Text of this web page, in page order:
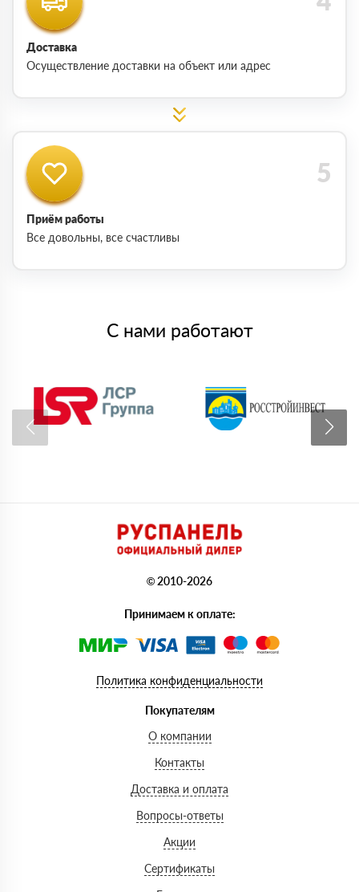
Доставка
Осуществление доставки на объект или адрес
Приём работы
Все довольны, все счастливы
С нами работают
© 2010-2026
Принимаем к оплате:
Политика конфиденциальности
Покупателям
О компании
Контакты
Доставка и оплата
Вопросы-ответы
Акции
Сертификаты